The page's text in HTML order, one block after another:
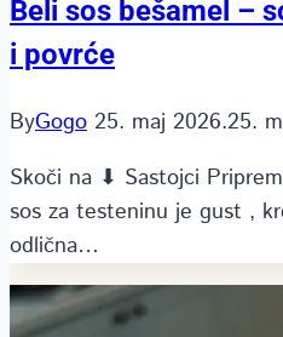
Beli sos bešamel –
i povrće
ByGogo 25. maj 2026.25.
Skoči na ⬇ Sastojci
sos za testeninu je gust ,
odlična…